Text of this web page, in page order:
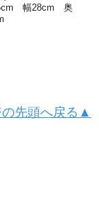
幅28cm 奥
先頭へ戻る▲